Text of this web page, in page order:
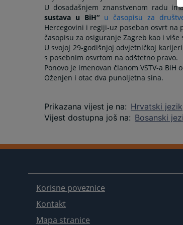
U dosadašnjem znanstvenom radu
sustava u BiH“ u časopisu za
Hercegovini i regiji-uz poseban osvrt na
časopisu za osiguranje Zagreb kao i
U svojoj 29-godišnjoj odvjetničkoj
s posebnim osvrtom na odštetno pravo.
Ponovo je imenovan članom VSTV-a
Oženjen i otac dva punoljetna sina.
Prikazana vijest je na: Hrvatski jezik
Vijest dostupna još na: Bosanski
Korisne poveznice
Kontakt
Mapa stranice